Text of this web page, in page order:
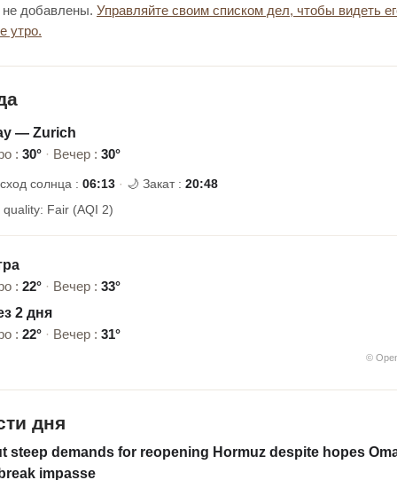
не добавлены. Управляйте своим списком дел, чтобы видеть
утро.
— Zurich
: 30° · Вечер : 30°
солнца : 06:13 · 🌙 Закат : 20:48
quality: Fair (AQI 2)
: 22° · Вечер : 33°
2 дня
: 22° · Вечер : 31°
©
дня
steep demands for reopening Hormuz despite hopes
impasse